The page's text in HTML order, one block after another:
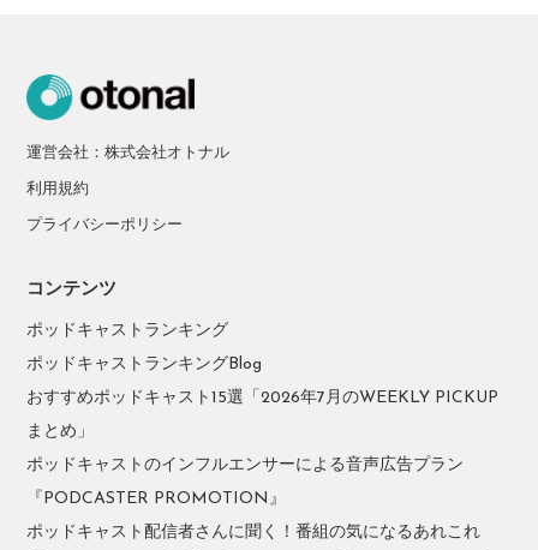
運営会社：株式会社オトナル
利用規約
プライバシーポリシー
コンテンツ
ポッドキャストランキング
ポッドキャストランキングBlog
おすすめポッドキャスト15選「2026年7月のWEEKLY PICKUP
まとめ」
ポッドキャストのインフルエンサーによる音声広告プラン
『PODCASTER PROMOTION』
ポッドキャスト配信者さんに聞く！番組の気になるあれこれ